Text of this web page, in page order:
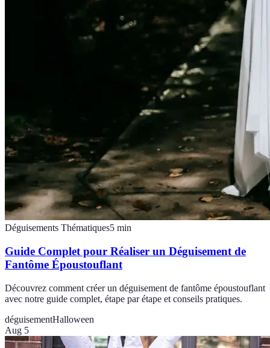
Déguisements Thématiques5 min
Guide Complet pour Réaliser un Déguisement de
Fantôme Époustouflant
Découvrez comment créer un déguisement de fantôme époustouflant
avec notre guide complet, étape par étape et conseils pratiques.
déguisementHalloween
Aug 5